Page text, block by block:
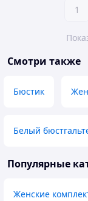
1
Смотри также
Бюстик
Белый
Популярные
Женские